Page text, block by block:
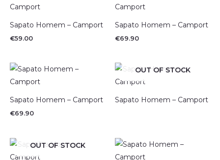
Sapato Homem – Camport
€59.00
Sapato Homem – Camport
€69.90
Sapato Homem – Camport
€69.90
OUT OF STOCK
Sapato Homem – Camport
OUT OF STOCK